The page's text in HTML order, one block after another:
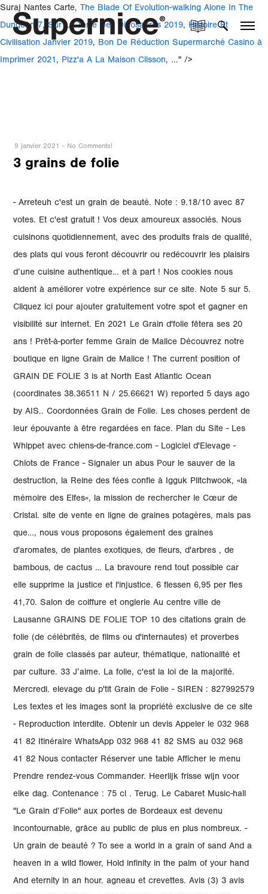
Suraj Nantes Carte, The Blade Of Evolution-walking Alone In The
Dungeon 7, Sur La Terre Des Dinosaures 2019, Histoire Et
Civilisation Janvier 2019, Bon De Réduction Supermarché Casino à
Imprimer 2021 , Pizz'a A La Maison Clisson, ..." />
9 janvier 2021 - No Comments!
3 grains de folie
- Arreteuh c'est un grain de beauté. Note : 9.18/10 avec 87
votes. Et c'est gratuit ! Vos deux amoureux associés. Nous
cuisinons quotidiennement, avec des produits frais de qualité,
des plats qui vous feront découvrir ou redécouvrir les plaisirs
d’une cuisine authentique… et à part ! Nos cookies nous
aident à améliorer votre expérience sur ce site. Note 5 sur 5.
Cliquez ici pour ajouter gratuitement votre spot et gagner en
visibilité sur internet. En 2021 Le Grain d'folie fêtera ses 20
ans ! Prêt-à-porter femme Grain de Malice Découvrez notre
boutique en ligne Grain de Malice ! The current position of
GRAIN DE FOLIE 3 is at North East Atlantic Ocean
(coordinates 38.36511 N / 25.66621 W) reported 5 days ago
by AIS.. Coordonnées Grain de Folie. Les choses perdent de
leur épouvante à être regardées en face. Plan du Site - Les
Whippet avec chiens-de-france.com - Logiciel d'Elevage -
Chiots de France - Signaler un abus Pour le sauver de la
destruction, la Reine des fées confie à Igguk Plitchwook, «la
mémoire des Elfes», la mission de rechercher le Cœur de
Cristal. site de vente en ligne de graines potagères, mais pas
que…, nous vous proposons également des graines
d'aromates, de plantes exotiques, de fleurs, d'arbres , de
bambous, de cactus … La bravoure rend tout possible car
elle supprime la justice et l'injustice. 6 flessen 6,95 per fles
41,70. Salon de coiffure et onglerie Au centre ville de
Lausanne GRAINS DE FOLIE TOP 10 des citations grain de
folie (de célébrités, de films ou d'internautes) et proverbes
grain de folie classés par auteur, thématique, nationalité et
par culture. 33 J’aime. La folie, c'est la loi de la majorité.
Mercredi. elevage du p'tit Grain de Folie - SIREN : 827992579
Les textes et les images sont la propriété exclusive de ce site
- Reproduction interdite. Obtenir un devis Appeler le 032 968
41 82 Itinéraire WhatsApp 032 968 41 82 SMS au 032 968
41 82 Nous contacter Réserver une table Afficher le menu
Prendre rendez-vous Commander. Heerlijk frisse wijn voor
elke dag. Contenance : 75 cl . Terug. Le Cabaret Music-hall
"Le Grain d’Folie" aux portes de Bordeaux est devenu
incontournable, grâce au public de plus en plus nombreux. -
Un grain de beauté ? To see a world in a grain of sand And a
heaven in a wild flower, Hold infinity in the palm of your hand
And eternity in an hour. agneau et crevettes. Avis (3) 3 avis